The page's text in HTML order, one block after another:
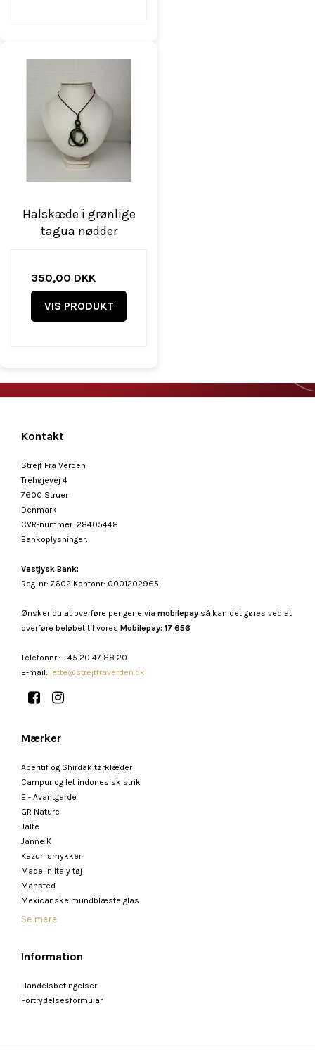
Halskæde i grønlige
tagua nødder
350,00 DKK
VIS PRODUKT
Kontakt
Strejf Fra Verden
Trehøjevej 4
7600 Struer
Denmark
CVR-nummer: 28405448
Bankoplysninger:
Vestjysk Bank:
Reg. nr: 7602 Kontonr: 0001202965
Ønsker du at overføre pengene via mobilepay så kan det gøres ved at
overføre beløbet til vores Mobilepay: 17 656
Telefonnr.: +45 20 47 88 20
E-mail: jette@strejffraverden.dk
Mærker
Aperitif og Shirdak tørklæder
Campur og let indonesisk strik
E - Avantgarde
GR Nature
Jalfe
Janne K
Kazuri smykker
Made in Italy tøj
Mansted
Mexicanske mundblæste glas
Se mere
Information
Handelsbetingelser
Fortrydelsesformular